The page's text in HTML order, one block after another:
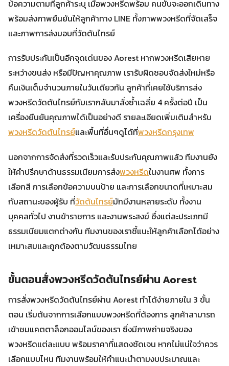
ข้อความตามที่ลูกค้าระบุ เมื่อพวงหรีดพร้อม คนขับจะออกเดินทาง
พร้อมส่งภาพยืนยันให้ลูกค้าทาง LINE ทั้งภาพพวงหรีดที่จัดเสร็จ
และภาพการส่งมอบที่วัดต้นไทรย์
การรับประกันเป็นอีกจุดเด่นของ Aorest หากพวงหรีดเสียหาย
ระหว่างขนส่ง หรือมีปัญหาคุณภาพ เรารับผิดชอบจัดส่งใหม่หรือ
คืนเงินเต็มจำนวนภายในวันเดียวกัน ลูกค้าที่เคยใช้บริการส่ง
พวงหรีดวัดต้นไทรย์กับเรากลับมาสั่งซ้ำเฉลี่ย 4 ครั้งต่อปี เป็น
เครื่องยืนยันคุณภาพได้เป็นอย่างดี รายละเอียดเพิ่มเติมสำหรับ
พวงหรีดวัดต้นไทรย์และพื้นที่อื่นๆดูได้ที่พวงหรีดกรุงเทพ
นอกจากการจัดส่งที่รวดเร็วและรับประกันคุณภาพแล้ว ทีมงานยัง
ให้คำปรึกษาด้านธรรมเนียมการส่งพวงหรีดในงานศพ ทั้งการ
เลือกสี การเลือกข้อความบนป้าย และการเลือกขนาดที่เหมาะสม
กับสถานะของผู้รับ ที่วัดต้นไทรย์มักมีงานหลายระดับ ทั้งงาน
บุคคลทั่วไป งานข้าราชการ และงานพระสงฆ์ ซึ่งแต่ละประเภทมี
ธรรมเนียมแตกต่างกัน ทีมงานของเราชี้แนะให้ลูกค้าเลือกได้อย่าง
เหมาะสมและถูกต้องตามวัฒนธรรมไทย
ขั้นตอนสั่งพวงหรีดวัดต้นไทรย์ผ่าน Aorest
การสั่งพวงหรีดวัดต้นไทรย์ผ่าน Aorest ทำได้ง่ายภายใน 3 ขั้น
ตอน เริ่มต้นจากการเลือกแบบพวงหรีดที่ต้องการ ลูกค้าสามารถ
เข้าชมแคตตาล็อกออนไลน์ของเรา ซึ่งมีภาพถ่ายจริงของ
พวงหรีดแต่ละแบบ พร้อมราคาที่แสดงชัดเจน หากไม่แน่ใจว่าควร
เลือกแบบไหน ทีมงานพร้อมให้คำแนะนำตามงบประมาณและ